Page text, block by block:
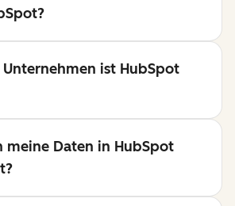
Unternehmen ist HubSpot
meine Daten in HubSpot